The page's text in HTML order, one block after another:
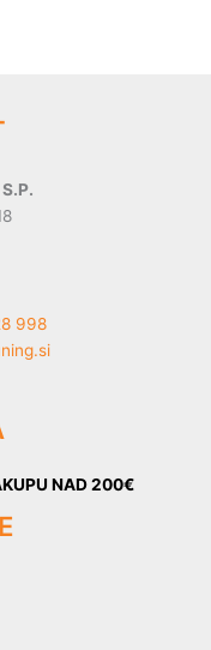
998
NAD 200€